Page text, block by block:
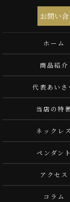
お問い
ホーム
商品紹介
代表あいさ
当店の特
ネックレス
ペンダント
アクセス
コラム